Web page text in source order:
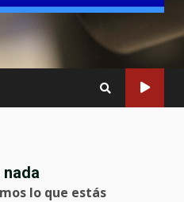
lo que estás